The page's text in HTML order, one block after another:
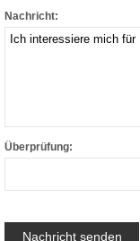
Nachricht:
Überprüfung: